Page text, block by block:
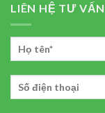
LIÊN HỆ TƯ VẤN